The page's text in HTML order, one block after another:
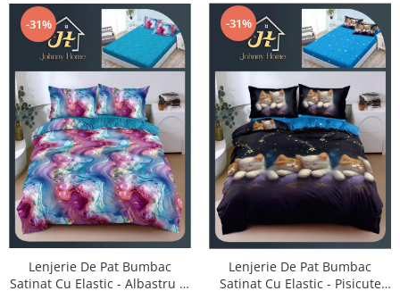
-31%
Lenjerie De Pat Bumbac
Satinat Cu Elastic - Albastru Si
-31%
Lenjerie De Pat Bumbac
Satinat Cu Elastic - Pisicute